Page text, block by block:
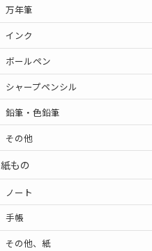
万年筆
インク
ボールペン
シャープペンシル
鉛筆・色鉛筆
その他
紙もの
ノート
手帳
その他、紙